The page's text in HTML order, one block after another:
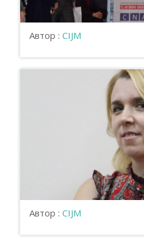
Автор : CIJM
Автор : CIJM